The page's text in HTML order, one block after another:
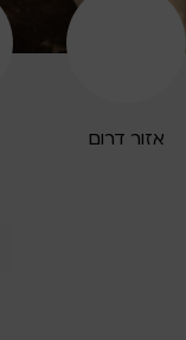
אזור דרום